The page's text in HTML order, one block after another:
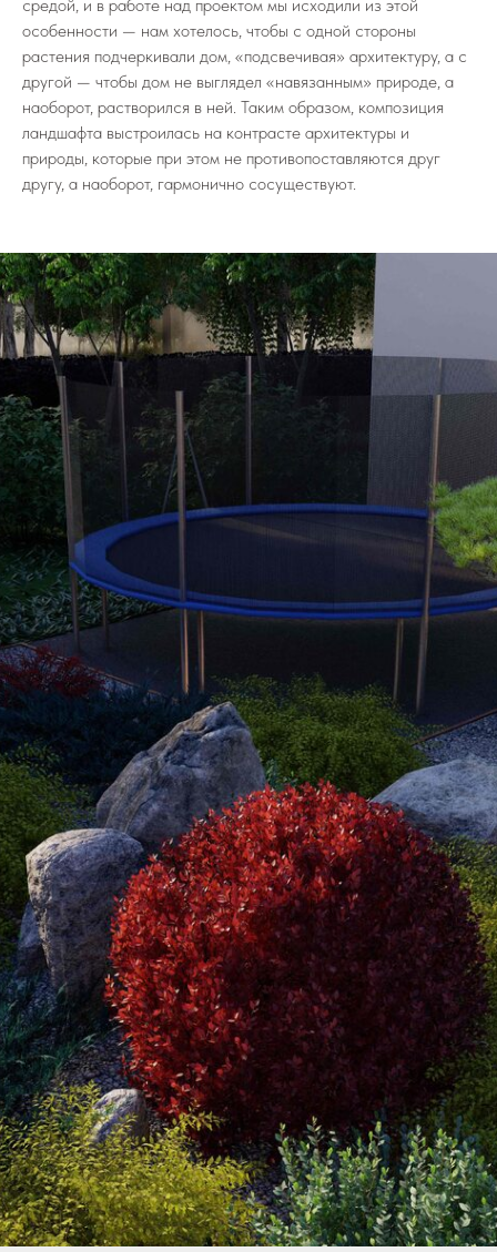
средой, и в работе над проектом мы исходили из этой
особенности — нам хотелось, чтобы с одной стороны
растения подчеркивали дом, «подсвечивая» архитектуру, а с
другой — чтобы дом не выглядел «навязанным» природе, а
наоборот, растворился в ней. Таким образом, композиция
ландшафта выстроилась на контрасте архитектуры и
природы, которые при этом не противопоставляются друг
другу, а наоборот, гармонично сосуществуют.